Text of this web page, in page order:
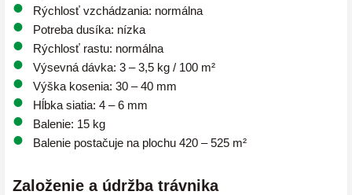
Rýchlosť vzchádzania: normálna
Potreba dusíka: nízka
Rýchlosť rastu: normálna
Výsevná dávka: 3 – 3,5 kg / 100 m²
Výška kosenia: 30 – 40 mm
Hĺbka siatia: 4 – 6 mm
Balenie: 15 kg
Balenie postačuje na plochu 420 – 525 m²
Založenie a údržba trávnika